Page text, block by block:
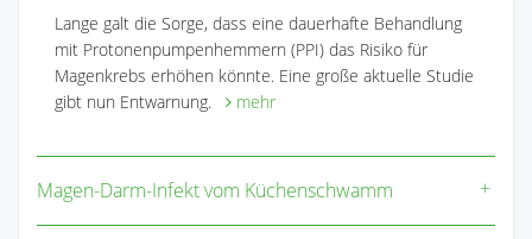
Lange galt die Sorge, dass eine dauerhafte Behandlung
mit Protonenpumpenhemmern (PPI) das Risiko für
Magenkrebs erhöhen könnte. Eine große aktuelle Studie
gibt nun Entwarnung.
mehr
Magen-Darm-Infekt vom Küchenschwamm